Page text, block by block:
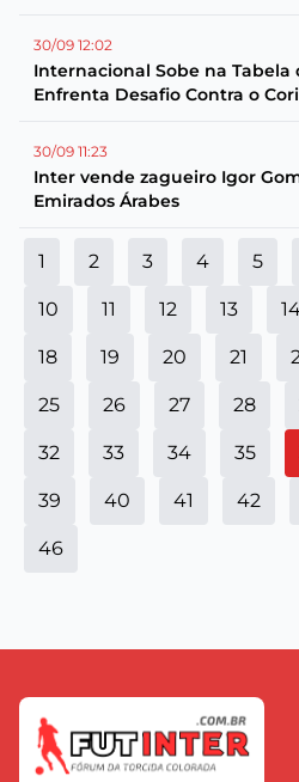
30/09 12:02
Internacional Sobe na Tabela
Enfrenta Desafio Contra o
30/09 11:23
Inter vende zagueiro Igor
Emirados Árabes
1 2 3 4 5
10 11 12 13
18 19 20 21
25 26 27 28
32 33 34 35
39 40 41 42
46